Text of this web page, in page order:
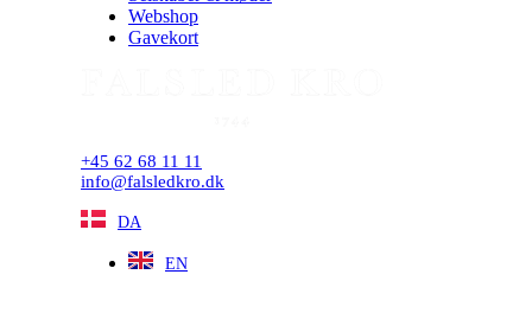
Webshop
Gavekort
+45 62 68 11 11
info@falsledkro.dk
DA
EN